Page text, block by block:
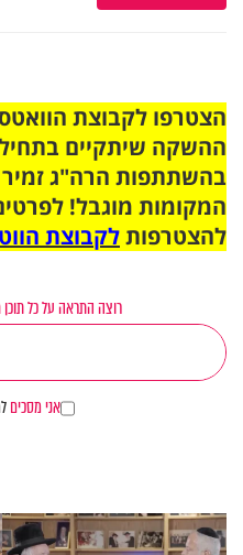
ההשקה שיתקיים
בהשתתפות הרה"ג
המקומות מוגבל!
להצטרפותלקבוצת
רוצה התראה על כל
אני מסכים